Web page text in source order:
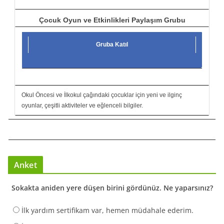
Çocuk Oyun ve Etkinlikleri Paylaşım Grubu
Gruba Katıl
Okul Öncesi ve İlkokul çağındaki çocuklar için yeni ve ilginç
oyunlar, çeşitli aktiviteler ve eğlenceli bilgiler.
Anket
Sokakta aniden yere düşen birini gördünüz. Ne yaparsınız?
İlk yardım sertifikam var, hemen müdahale ederim.